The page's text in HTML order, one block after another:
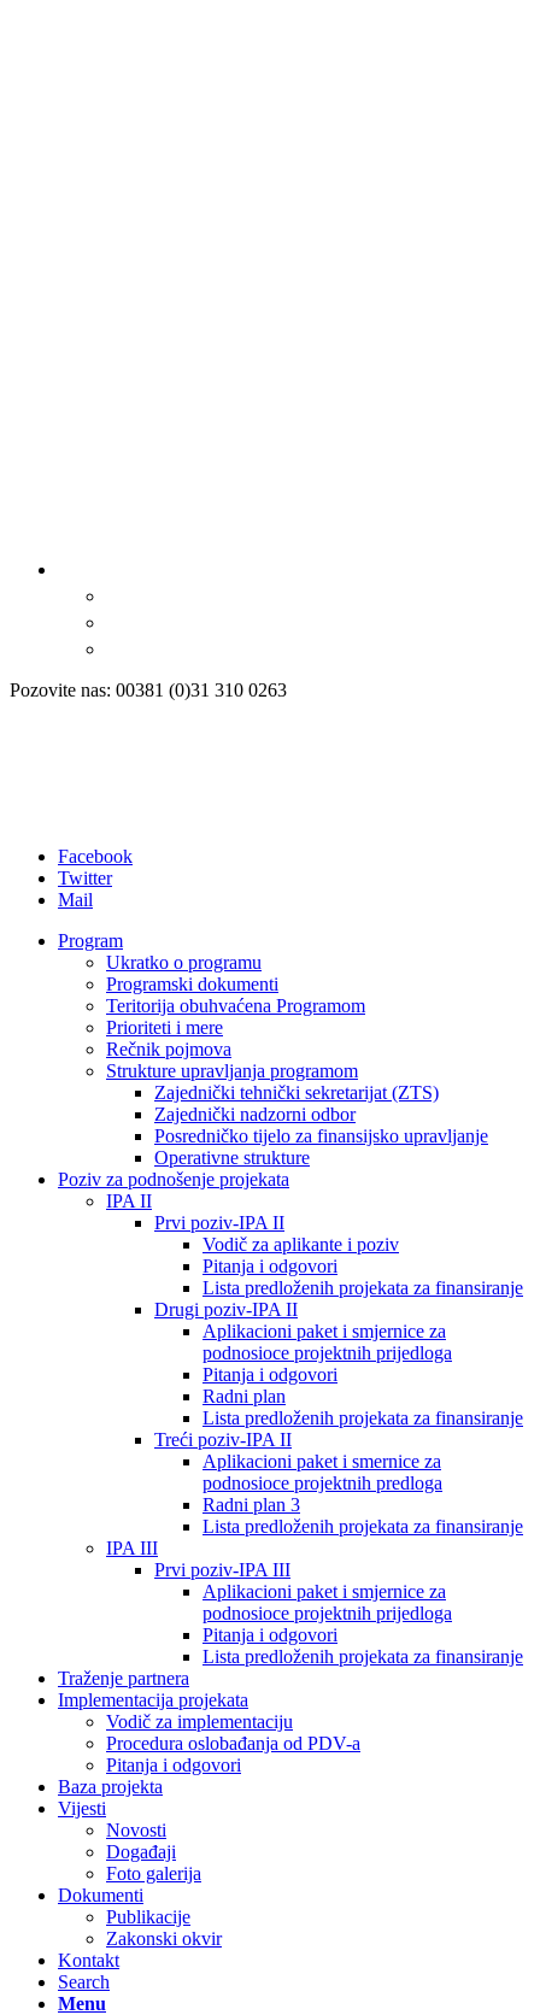
Pozovite nas: 00381 (0)31 310 0263
Facebook
Twitter
Mail
Program
Ukratko o programu
Programski dokumenti
Teritorija obuhvaćena Programom
Prioriteti i mere
Rečnik pojmova
Strukture upravljanja programom
Zajednički tehnički sekretarijat (ZTS)
Zajednički nadzorni odbor
Posredničko tijelo za finansijsko upravljanje
Operativne strukture
Poziv za podnošenje projekata
IPA II
Prvi poziv-IPA II
Vodič za aplikante i poziv
Pitanja i odgovori
Lista predloženih projekata za finansiranje
Drugi poziv-IPA II
Aplikacioni paket i smjernice za
podnosioce projektnih prijedloga
Pitanja i odgovori
Radni plan
Lista predloženih projekata za finansiranje
Treći poziv-IPA II
Aplikacioni paket i smernice za
podnosioce projektnih predloga
Radni plan 3
Lista predloženih projekata za finansiranje
IPA III
Prvi poziv-IPA III
Aplikacioni paket i smjernice za
podnosioce projektnih prijedloga
Pitanja i odgovori
Lista predloženih projekata za finansiranje
Traženje partnera
Implementacija projekata
Vodič za implementaciju
Procedura oslobađanja od PDV-a
Pitanja i odgovori
Baza projekta
Vijesti
Novosti
Događaji
Foto galerija
Dokumenti
Publikacije
Zakonski okvir
Kontakt
Search
Menu